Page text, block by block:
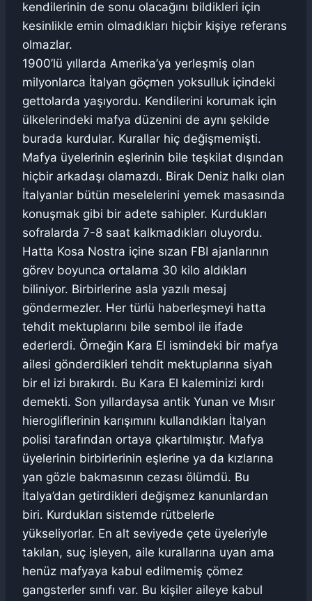
kendilerinin de sonu olacağını bildikleri için
kesinlikle emin olmadıkları hiçbir kişiye referans
olmazlar.
1900’lü yıllarda Amerika’ya yerleşmiş olan
milyonlarca İtalyan göçmen yoksulluk içindeki
gettolarda yaşıyordu. Kendilerini korumak için
ülkelerindeki mafya düzenini de aynı şekilde
burada kurdular. Kurallar hiç değişmemişti.
Mafya üyelerinin eşlerinin bile teşkilat dışından
hiçbir arkadaşı olamazdı. Birak Deniz halkı olan
İtalyanlar bütün meselelerini yemek masasında
konuşmak gibi bir adete sahipler. Kurdukları
sofralarda 7-8 saat kalkmadıkları oluyordu.
Hatta Kosa Nostra içine sızan FBI ajanlarının
görev boyunca ortalama 30 kilo aldıkları
biliniyor. Birbirlerine asla yazılı mesaj
göndermezler. Her türlü haberleşmeyi hatta
tehdit mektuplarını bile sembol ile ifade
ederlerdi. Örneğin Kara El ismindeki bir mafya
ailesi gönderdikleri tehdit mektuplarına siyah
bir el izi bırakırdı. Bu Kara El kaleminizi kırdı
demekti. Son yıllardaysa antik Yunan ve Mısır
hierogliflerinin karışımını kullandıkları İtalyan
polisi tarafından ortaya çıkartılmıştır. Mafya
üyelerinin birbirlerinin eşlerine ya da kızlarına
yan gözle bakmasının cezası ölümdü. Bu
İtalya’dan getirdikleri değişmez kanunlardan
biri. Kurdukları sistemde rütbelerle
yükseliyorlar. En alt seviyede çete üyeleriyle
takılan, suç işleyen, aile kurallarına uyan ama
henüz mafyaya kabul edilmemiş çömez
gangsterler sınıfı var. Bu kişiler aileye kabul